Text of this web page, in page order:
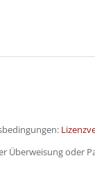
Überweisung oder